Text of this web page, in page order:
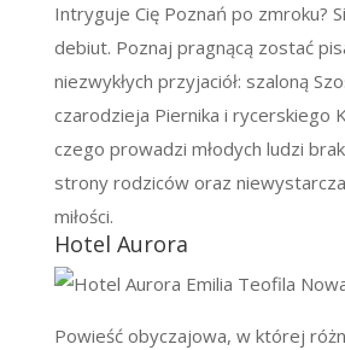
Intryguje Cię Poznań po zmroku?
debiut. Poznaj pragnącą zostać
niezwykłych przyjaciół: szaloną
czarodzieja Piernika i rycerskiego
czego prowadzi młodych ludzi
strony rodziców oraz
miłości.
Hotel Aurora
Powieść obyczajowa, w której